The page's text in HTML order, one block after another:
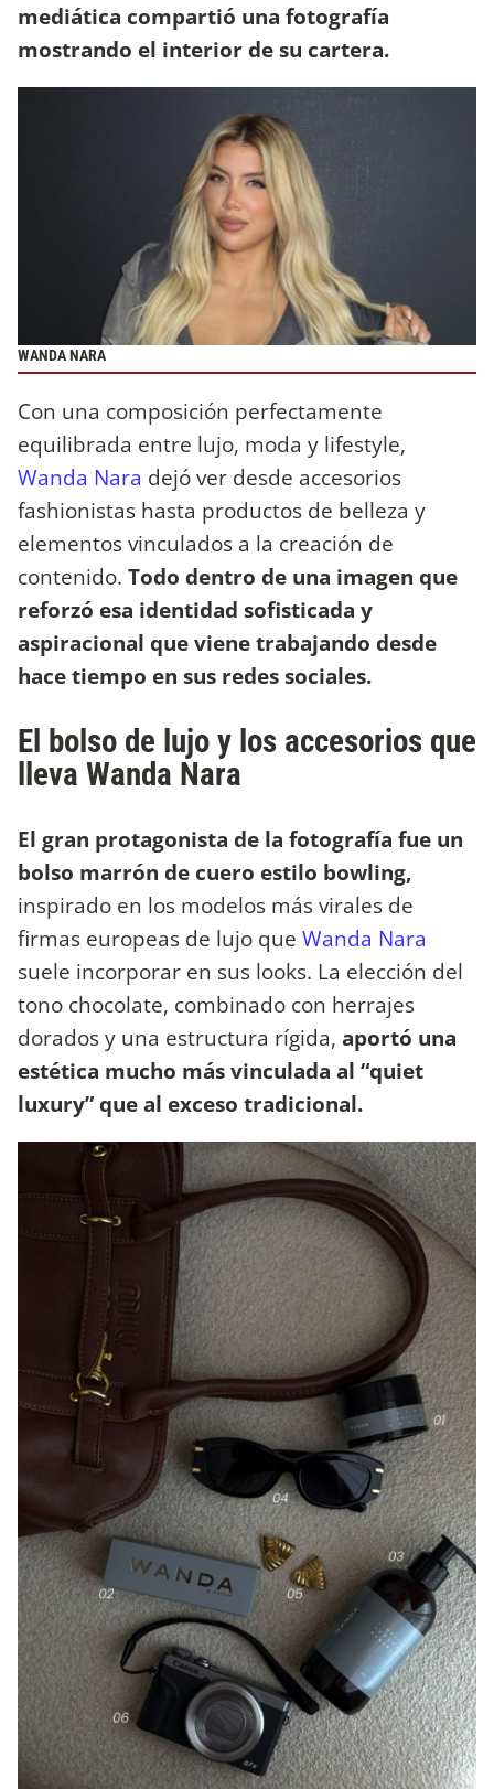
mediática compartió una fotografía
mostrando el interior de su cartera.
WANDA NARA
Con una composición perfectamente
equilibrada entre lujo, moda y lifestyle,
Wanda Nara dejó ver desde accesorios
fashionistas hasta productos de belleza y
elementos vinculados a la creación de
contenido. Todo dentro de una imagen que
reforzó esa identidad sofisticada y
aspiracional que viene trabajando desde
hace tiempo en sus redes sociales.
El bolso de lujo y los accesorios que
lleva Wanda Nara
El gran protagonista de la fotografía fue un
bolso marrón de cuero estilo bowling,
inspirado en los modelos más virales de
firmas europeas de lujo que Wanda Nara
suele incorporar en sus looks. La elección del
tono chocolate, combinado con herrajes
dorados y una estructura rígida, aportó una
estética mucho más vinculada al “quiet
luxury” que al exceso tradicional.